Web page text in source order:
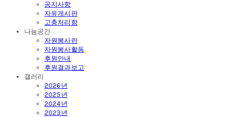
공지사항
자유게시판
고충처리함
나눔공간
자원봉사란
자원봉사활동
후원안내
후원결과보고
갤러리
2026년
2025년
2024년
2023년